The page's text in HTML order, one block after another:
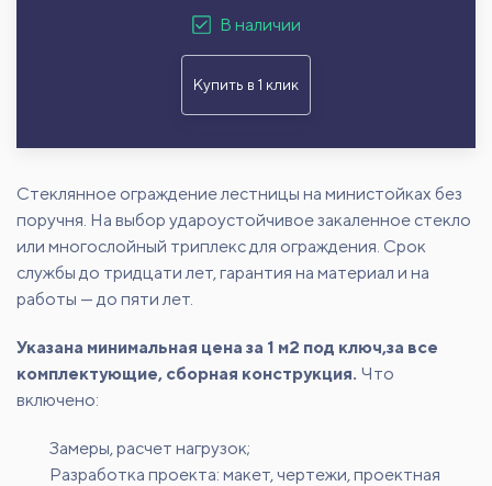
В наличии
Купить в 1 клик
Стеклянное ограждение лестницы на министойках без
поручня. На выбор удароустойчивое закаленное стекло
или многослойный триплекс для ограждения. Срок
службы до тридцати лет, гарантия на материал и на
работы — до пяти лет.
Указана минимальная цена за 1 м2 под ключ,за все
комплектующие, сборная конструкция. Что
включено:
Замеры, расчет нагрузок;
Разработка проекта: макет, чертежи, проектная